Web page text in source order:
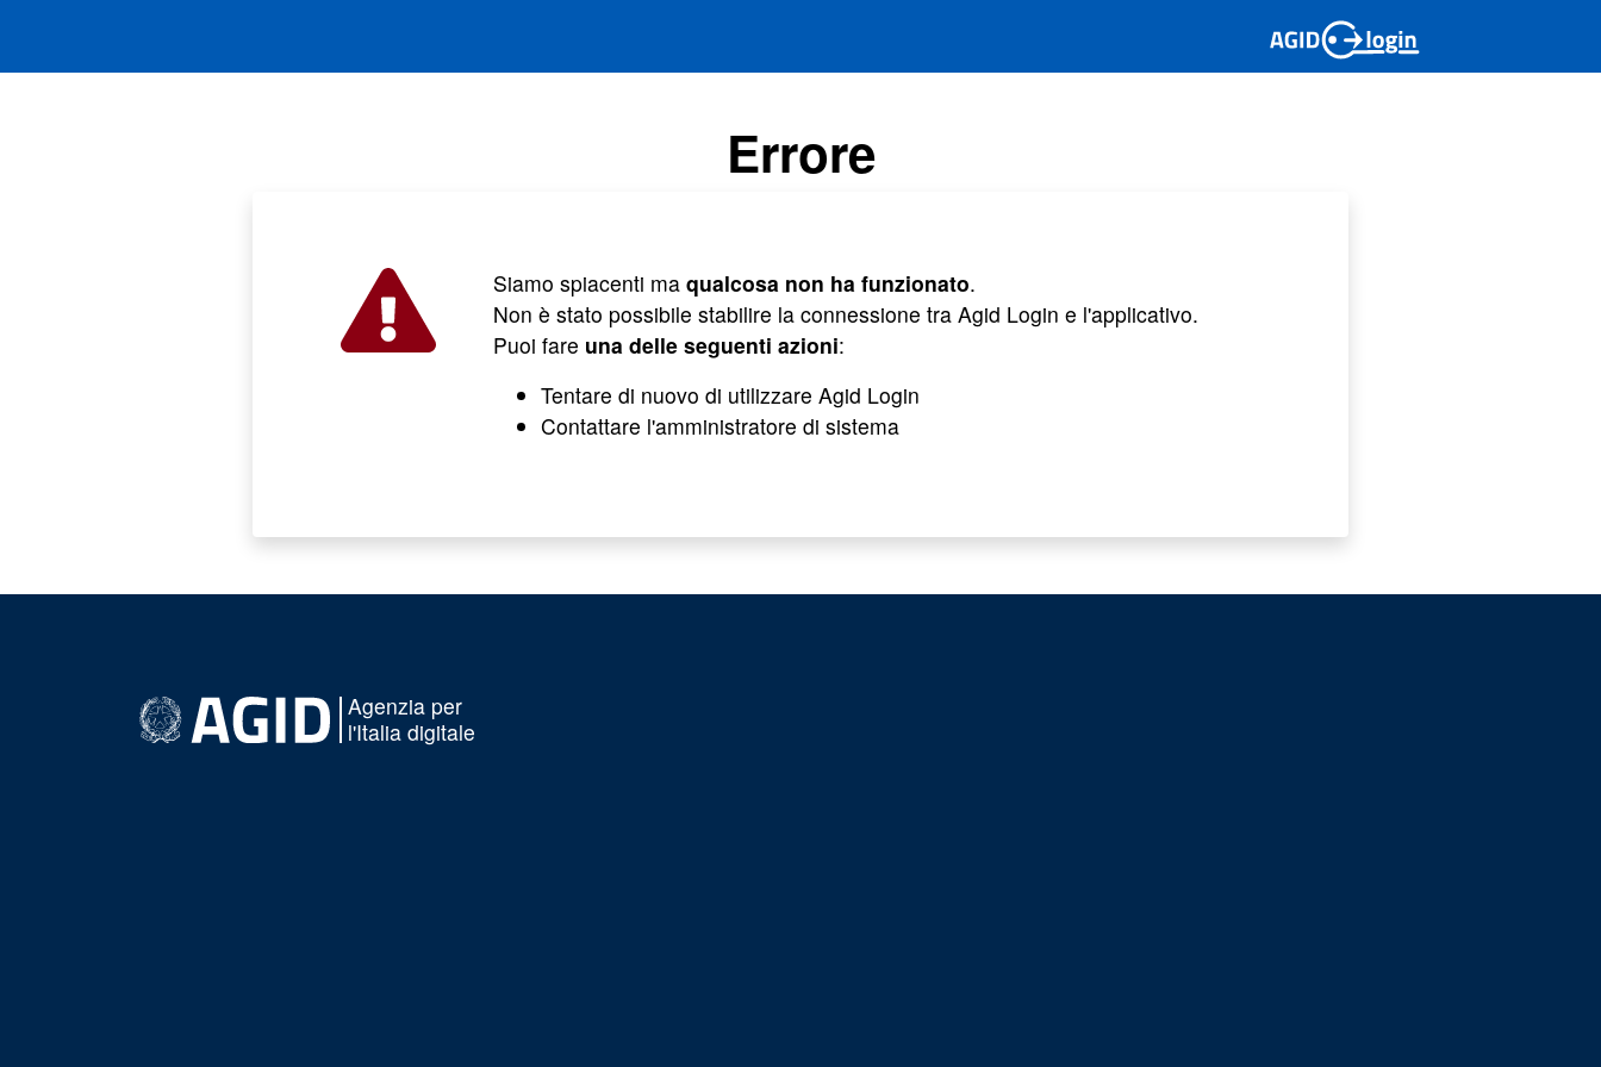
Errore
Siamo spiacenti ma qualcosa non ha funzionato.
Non è stato possibile stabilire la connessione tra Agid Login e l'applicativo.
Puoi fare una delle seguenti azioni:
Tentare di nuovo di utilizzare Agid Login
Contattare l'amministratore di sistema
Agenzia per
l'Italia digitale